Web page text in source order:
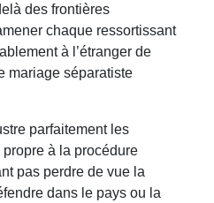
des frontières
chaque ressortissant
à l’étranger de
mariage séparatiste
parfaitement les
à la procédure
pas perdre de vue la
dans le pays ou la